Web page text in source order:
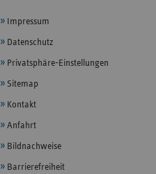
Impressum
Datenschutz
Privatsphäre-Einstellungen
Sitemap
Kontakt
Anfahrt
Bildnachweise
Barrierefreiheit